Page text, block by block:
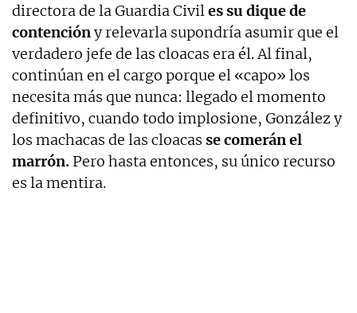
directora de la Guardia Civiles su dique de
contencióny relevarla supondría asumir que el
verdadero jefe de las cloacas era él. Al final,
continúan en el cargo porque el «capo» los
necesita más que nunca: llegado el momento
definitivo, cuando todo implosione, González y
los machacas de las cloacas se comerán el
marrón. Pero hasta entonces, su único recurso
es la mentira.